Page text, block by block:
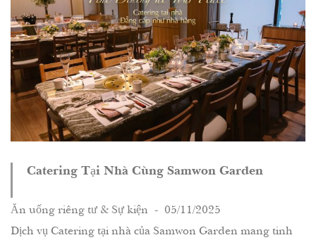
Catering Tại Nhà Cùng Samwon Garden
Ăn uống riêng tư & Sự kiện - 05/11/2025
Dịch vụ Catering tại nhà của Samwon Garden mang tinh